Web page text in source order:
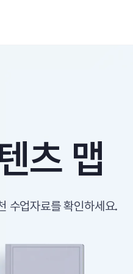
츠 맵
수업자료를 확인하세요.